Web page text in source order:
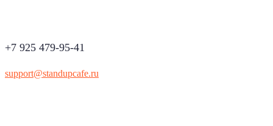
+7 925 479-95-41
support@standupcafe.ru